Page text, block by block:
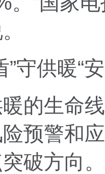
供暖“安
生命线
预警和
破方向。